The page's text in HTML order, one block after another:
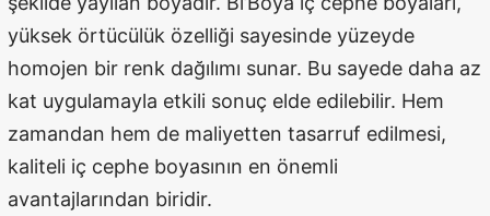
yüksek örtücülük özelliği sayesinde yüzeyde
homojen bir renk dağılımı sunar. Bu sayede daha az
kat uygulamayla etkili sonuç elde edilebilir. Hem
zamandan hem de maliyetten tasarruf edilmesi,
kaliteli iç cephe boyasının en önemli
avantajlarından biridir.